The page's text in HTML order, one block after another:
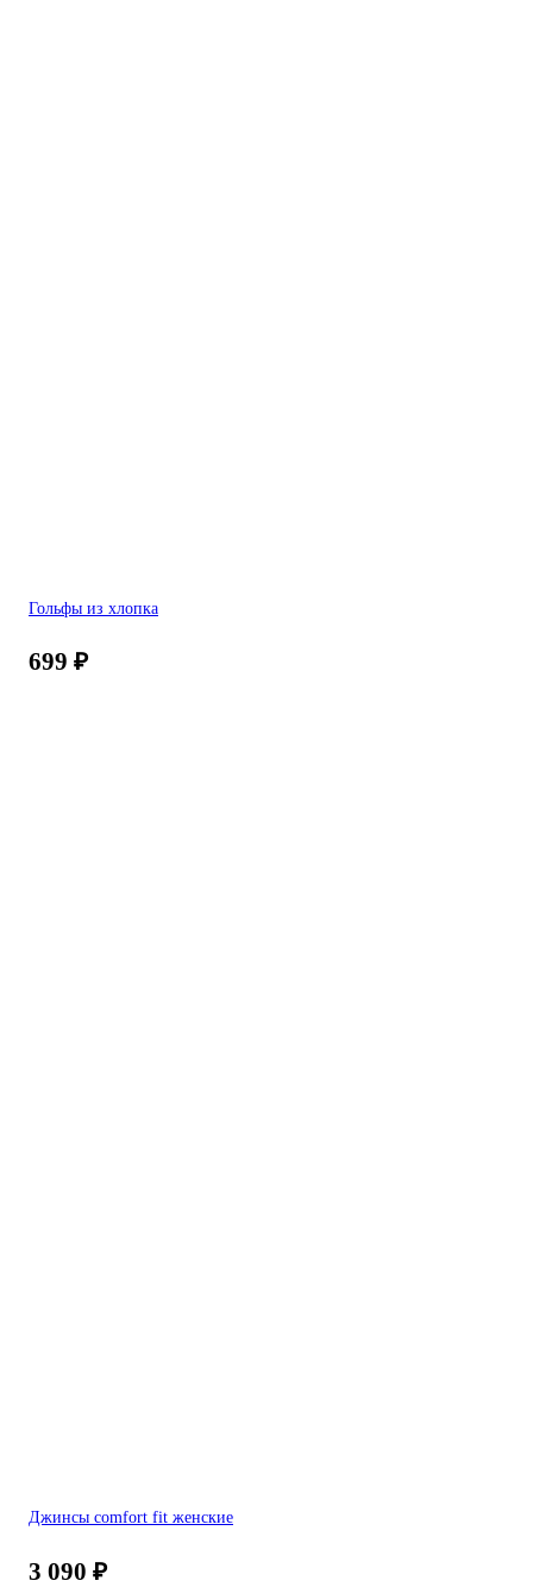
Гольфы из хлопка
699 ₽
Джинсы comfort fit женские
3 090 ₽